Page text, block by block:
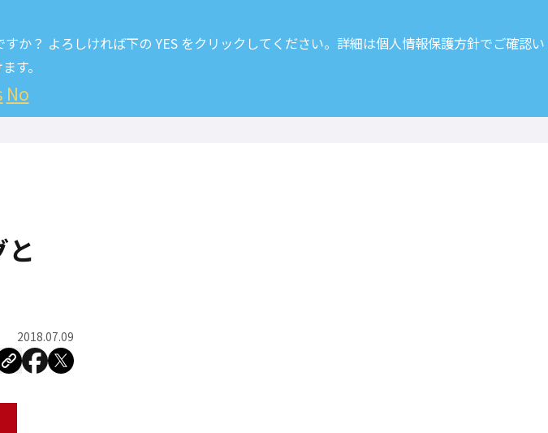
2018.07.09
か？ よろしければ下の YES をクリックしてください。詳細は個人情報保護方針でご確認い
す。
No